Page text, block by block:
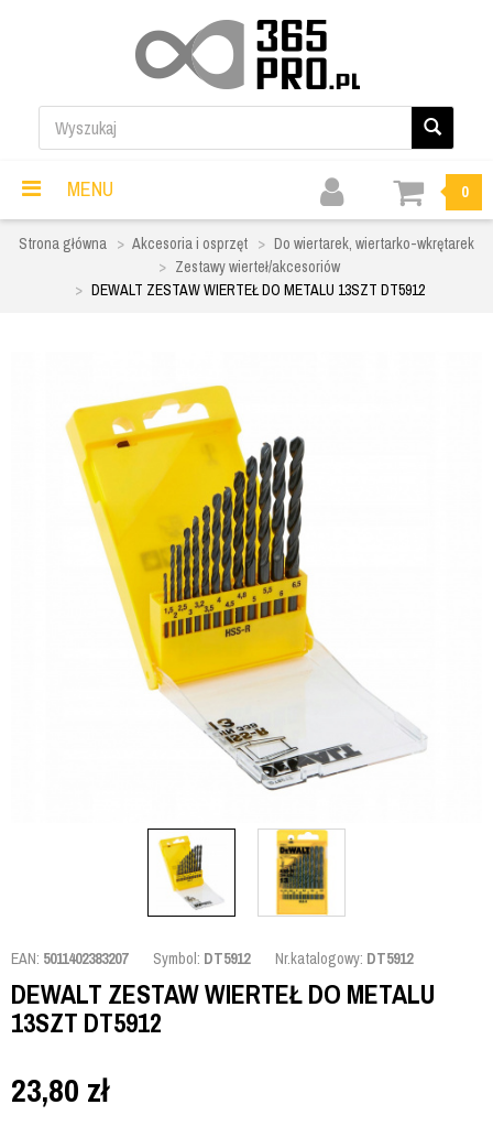
MENU 0
Strona główna Akcesoria i osprzęt
Do wiertarek, wiertarko-wkrętarek
Zestawy wierteł/akcesoriów
DEWALT ZESTAW WIERTEŁ DO METALU 13SZT DT5912
EAN: 5011402383207 Symbol: DT5912 Nr.katalogowy: DT5912
DEWALT ZESTAW WIERTEŁ DO METALU
13SZT DT5912
23,80 zł